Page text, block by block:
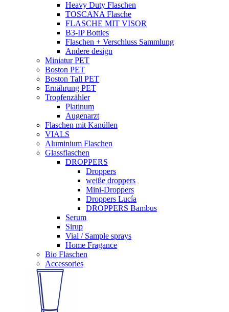
Heavy Duty Flaschen
TOSCANA Flasche
FLASCHE MIT VISOR
B3-IP Bottles
Flaschen + Verschluss Sammlung
Andere design
Miniatur PET
Boston PET
Boston Tall PET
Ernährung PET
Tropfenzähler
Platinum
Augenarzt
Flaschen mit Kanüllen
VIALS
Aluminium Flaschen
Glassflaschen
DROPPERS
Droppers
weiße droppers
Mini-Droppers
Droppers Lucía
DROPPERS Bambus
Serum
Sirup
Vial / Sample sprays
Home Fragance
Bio Flaschen
Accessories